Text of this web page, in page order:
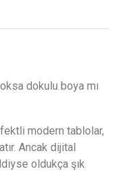
dokulu boya mı
modern tablolar,
Ancak dijital
oldukça şık